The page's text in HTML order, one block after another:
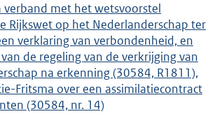
verband met het wetsvoorstel
Rijkswet op het Nederlanderschap ter
verklaring van verbondenheid, en
de regeling van de verkrijging van
na erkenning (30584, R1811),
Fritsma over een assimilatiecontract
(30584, nr. 14)